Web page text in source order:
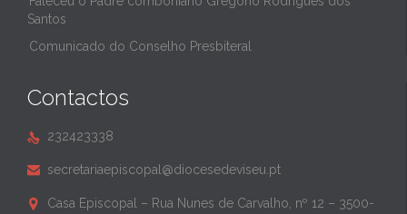
Santos
Comunicado do Conselho Presbiteral
Contactos
 232423338
 secretariaepiscopal@diocesedeviseu.pt

Casa Episcopal – Rua Nunes de Carvalho, nº 12 – 3500-